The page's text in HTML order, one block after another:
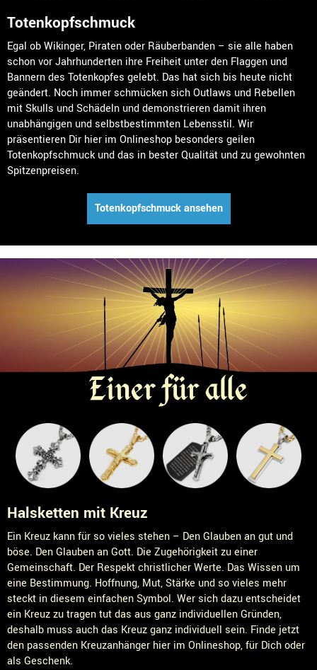
Totenkopfschmuck
Egal ob Wikinger, Piraten oder Räuberbanden – sie alle haben
schon vor Jahrhunderten ihre Freiheit unter den Flaggen und
Bannern des Totenkopfes gelebt. Das hat sich bis heute nicht
geändert. Noch immer schmücken sich Outlaws und Rebellen
mit Skulls und Schädeln und demonstrieren damit ihren
unabhängigen und selbstbestimmten Lebensstil. Wir
präsentieren Dir hier im Onlineshop besonders geilen
Totenkopfschmuck und das in bester Qualität und zu gewohnten
Spitzenpreisen.
Totenkopfschmuck ansehen
Halsketten mit Kreuz
Ein Kreuz kann für so vieles stehen – Den Glauben an gut und
böse. Den Glauben an Gott. Die Zugehörigkeit zu einer
Gemeinschaft. Der Respekt christlicher Werte. Das Wissen um
eine Bestimmung. Hoffnung, Mut, Stärke und so vieles mehr
steckt in diesem einfachen Symbol. Wer sich dazu entscheidet
ein Kreuz zu tragen tut das aus ganz individuellen Gründen,
deshalb muss auch das Kreuz ganz individuell sein. Finde jetzt
den passenden Kreuzanhänger hier im Onlineshop, für Dich oder
als Geschenk.